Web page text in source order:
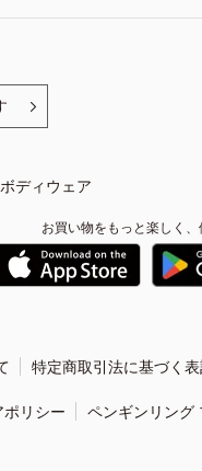
ボディウェア
お買い物をもっと楽しく、
特定商取引法に基づく
リシー ペンギンリング